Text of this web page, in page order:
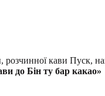
кави Пуск,
до Бін ту бар какао»